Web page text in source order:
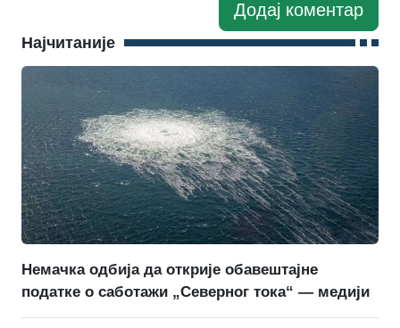
Најчитаније
Немачка одбија да открије обавештајне
податке о саботажи „Северног тока“ — медији